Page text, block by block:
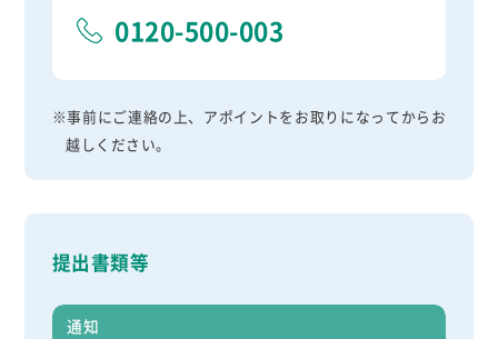
0120-500-003
※事前にご連絡の上、アポイントをお取りになってからお
越しください。
提出書類等
通知